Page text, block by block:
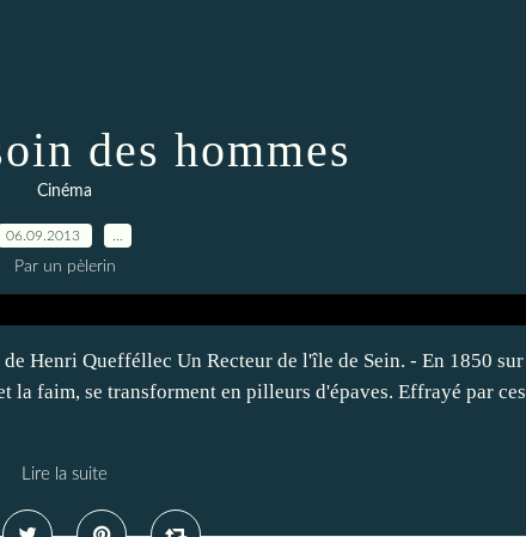
des hommes
Cinéma
06.09.2013
Par un pèlerin
Henri Quefféllec Un Recteur de l'île de Sein. - En 1850 sur
la faim, se transforment en pilleurs d'épaves. Effrayé par ces
Lire la suite